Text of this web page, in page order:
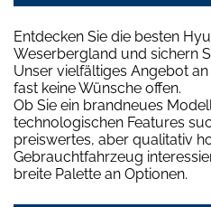
Entdecken Sie die besten
Weserbergland und sichern
Unser vielfältiges Angebot
fast keine Wünsche offen.
Ob Sie ein brandneues
technologischen Features
preiswertes, aber qualitativ
Gebrauchtfahrzeug
breite Palette an Optionen.